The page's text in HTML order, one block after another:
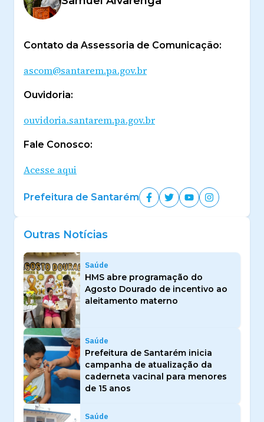
Contato da Assessoria de Comunicação:
ascom@santarem.pa.gov.br
Ouvidoria:
ouvidoria.santarem.pa.gov.br
Fale Conosco:
Acesse aqui
Prefeitura de Santarém
Outras Notícias
Saúde
HMS abre programação do
Agosto Dourado de incentivo ao
aleitamento materno
Saúde
Prefeitura de Santarém inicia
campanha de atualização da
caderneta vacinal para menores
de 15 anos
Saúde